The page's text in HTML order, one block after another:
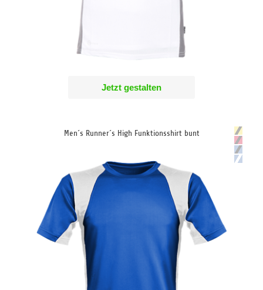
Jetzt gestalten
Men´s Runner´s High Funktionsshirt bunt